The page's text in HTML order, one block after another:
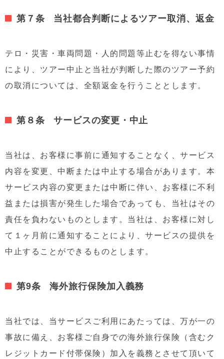
第７条 当社都合判断によるツアー取消、返金
テロ・災害・車両問題・人的問題等止むを得ない事情
により、ツアー中止と当社が判断した際のツアー予約
の取消については、全額返金を行うこととします。
第８条 サービスの変更・中止
当社は、お客様に事前に通知することなく、サービス
内容を変更、中断または中止する場合があります。本
サービス内容の変更または中断に伴い、お客様に不利
益または損害が発生した場合であっても、当社はその
責任を負わないものとします。当社は、お客様に対し
て１ヶ月前に通知することにより、サービスの提供を
中止することができるものとします。
第9条 海外旅行保険加入義務
当社では、当サービスご利用にあたっては、万が一の
事故に備え、お客様ご自身での海外旅行保険（含むク
レジットカード付帯保険）加入を義務とさせて頂いて